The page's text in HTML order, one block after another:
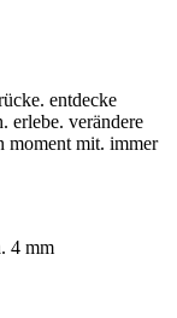
entdecke
erlebe. verändere
moment mit. immer
4 mm